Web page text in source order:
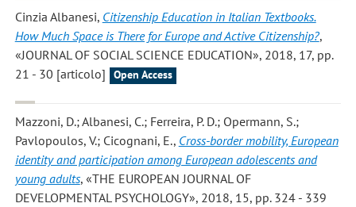
Cinzia Albanesi, Citizenship Education in Italian Textbooks.
How Much Space is There for Europe and Active Citizenship?,
«JOURNAL OF SOCIAL SCIENCE EDUCATION», 2018, 17, pp.
21 - 30 [articolo]
Open Access
Mazzoni, D.; Albanesi, C.; Ferreira, P. D.; Opermann, S.;
Pavlopoulos, V.; Cicognani, E., Cross-border mobility, European
identity and participation among European adolescents and
young adults, «THE EUROPEAN JOURNAL OF
DEVELOPMENTAL PSYCHOLOGY», 2018, 15, pp. 324 - 339